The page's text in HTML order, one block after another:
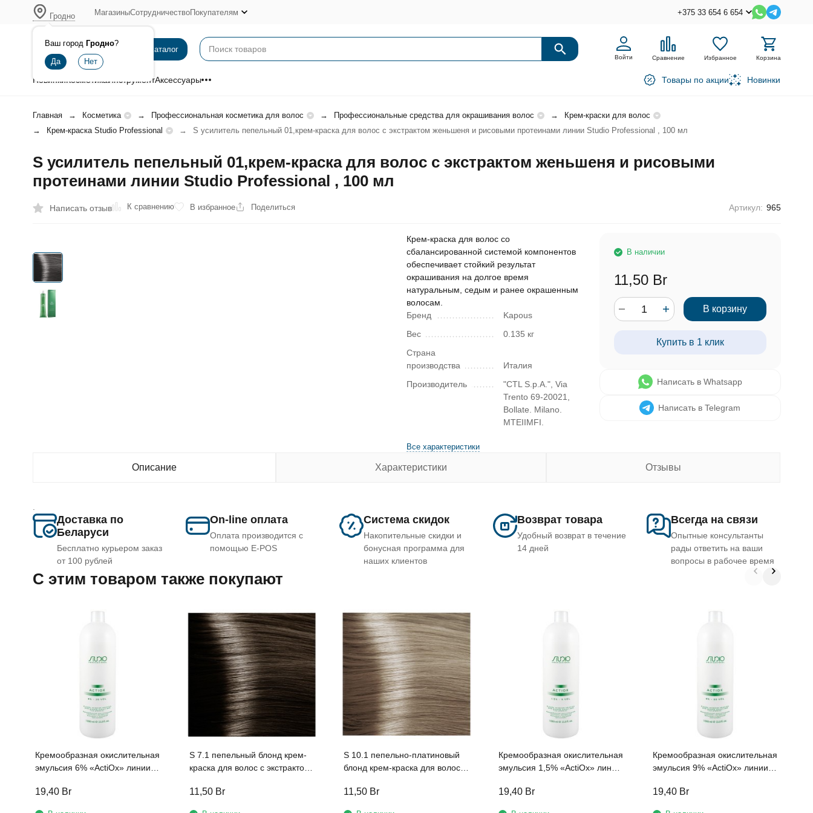
Гродно
Ваш город Гродно?
МагазиныСотрудничествоПокупателям +375 33 654 6 654
Каталог
Войти Сравнение Избранное Корзина
НовинкиКосметикаИнструментАксессуары Товары по акции Новинки
Главная Косметика Профессиональная косметика для волос Профессиональные средства для окрашивания волос
Крем-краски для волос
Крем-краска Studio Professional
S усилитель пепельный 01,крем-краска для волос с экстрактом женьшеня и рисовыми протеинами линии Studio Professional , 100 мл
S усилитель пепельный 01,крем-краска для волос с экстрактом женьшеня и рисовыми
протеинами линии Studio Professional , 100 мл
Написать отзыв К сравнению В избранное Поделиться Артикул: 965
Крем-краска для волос со
сбалансированной системой компонентов
обеспечивает стойкий результат
окрашивания на долгое время
натуральным, седым и ранее окрашенным
волосам.
Бренд
Kapous
Вес
0.135 кг
Страна
производства
Италия
Производитель
"CTL S.p.A.", Via
Trento 69-20021,
Bollate. Milano.
MTEIIMFI.
Все характеристики
В наличии
11,50 Br
В корзину
Купить в 1 клик
Написать в Whatsapp
Написать в Telegram
Описание Характеристики Отзывы
Доставка по
Беларуси
Бесплатно курьером заказ
от 100 рублей
On-line оплата
Оплата производится с
помощью E-POS
Система скидок
Накопительные скидки и
бонусная программа для
наших клиентов
Возврат товара
Удобный возврат в течение
14 дней
Всегда на связи
Опытные консультанты
рады ответить на ваши
вопросы в рабочее время
C этим товаром также покупают
Кремообразная окислительная
эмульсия 6% «ActiOx» линии
экстрактом женьшеня и
19,40 Br
S 7.1 пепельный блонд крем-
краска для волос с экстрактом
протеинами линии Studio
11,50 Br
S 10.1 пепельно-платиновый
блонд крем-краска для волос с
рисовыми протеинами линии
11,50 Br
Кремообразная окислительная
эмульсия 1,5% «ActiOx» линии
экстрактом женьшеня и
19,40 Br
Кремообразная окислительная
эмульсия 9% «ActiOx» линии
экстрактом женьшеня и
19,40 Br